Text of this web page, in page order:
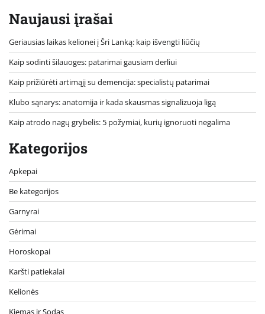
Naujausi įrašai
Geriausias laikas kelionei į Šri Lanką: kaip išvengti liūčių
Kaip sodinti šilauoges: patarimai gausiam derliui
Kaip prižiūrėti artimąjį su demencija: specialistų patarimai
Klubo sąnarys: anatomija ir kada skausmas signalizuoja ligą
Kaip atrodo nagų grybelis: 5 požymiai, kurių ignoruoti negalima
Kategorijos
Apkepai
Be kategorijos
Garnyrai
Gėrimai
Horoskopai
Karšti patiekalai
Kelionės
Kiemas ir Sodas